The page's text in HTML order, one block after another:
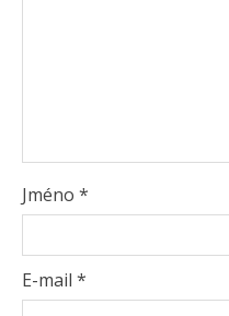
Jméno *
E-mail *